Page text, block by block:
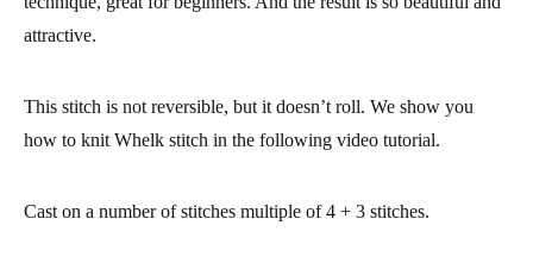
attractive.
This stitch is not reversible, but it doesn’t roll. We show you
how to knit Whelk stitch in the following video tutorial.
Cast on a number of stitches multiple of 4 + 3 stitches.